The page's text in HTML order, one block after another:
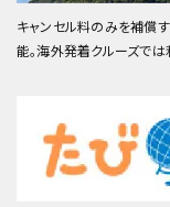
キャンセル料のみを補償
能。海外発着クルーズでは